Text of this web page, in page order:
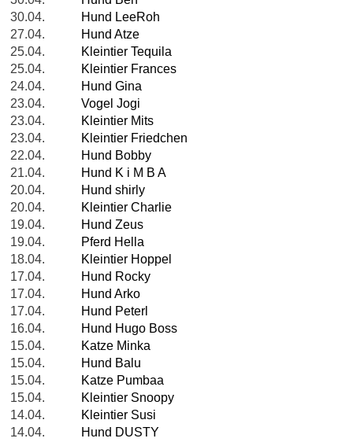
30.04.
Hund LeeRoh
27.04.
Hund Atze
25.04.
Kleintier Tequila
25.04.
Kleintier Frances
24.04.
Hund Gina
23.04.
Vogel Jogi
23.04.
Kleintier Mits
23.04.
Kleintier Friedchen
22.04.
Hund Bobby
21.04.
Hund K i M B A
20.04.
Hund shirly
20.04.
Kleintier Charlie
19.04.
Hund Zeus
19.04.
Pferd Hella
18.04.
Kleintier Hoppel
17.04.
Hund Rocky
17.04.
Hund Arko
17.04.
Hund Peterl
16.04.
Hund Hugo Boss
15.04.
Katze Minka
15.04.
Hund Balu
15.04.
Katze Pumbaa
15.04.
Kleintier Snoopy
14.04.
Kleintier Susi
14.04.
Hund DUSTY